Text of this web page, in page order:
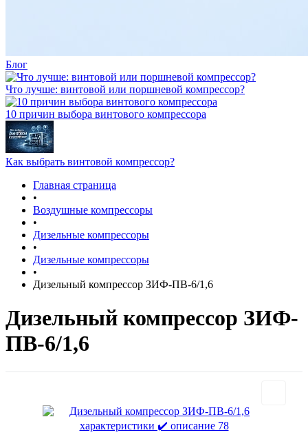
Блог
Что лучше: винтовой или поршневой компрессор?
10 причин выбора винтового компрессора
Как выбрать винтовой компрессор?
Главная страница
•
Воздушные компрессоры
•
Дизельные компрессоры
•
Дизельные компрессоры
•
Дизельный компрессор ЗИФ-ПВ-6/1,6
Дизельный компрессор ЗИФ-
ПВ-6/1,6